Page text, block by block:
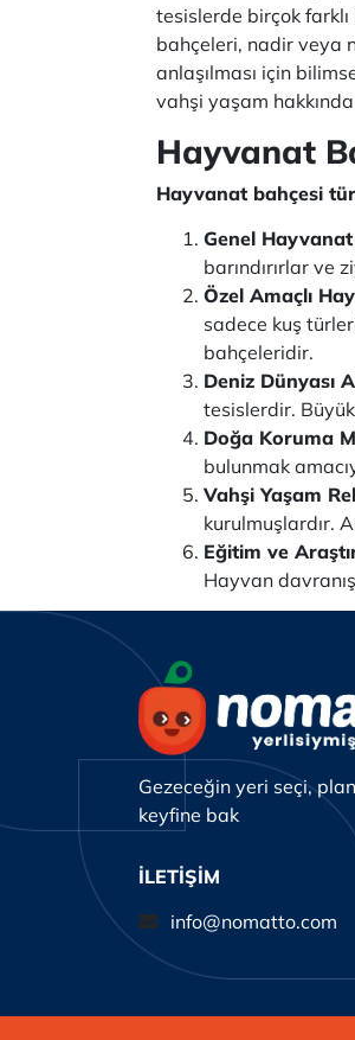
tesislerde birçok
bahçeleri, nadir veya
anlaşılması için
vahşi yaşam
Hayvanat
Hayvanat bahçesi
Genel
barındırırlar ve
Özel Amaçlı
sadece kuş
bahçeleridir.
Deniz Dünyası
tesislerdir.
Doğa Koruma
bulunmak
Vahşi Yaşam
kurulmuşlardır.
Eğitim ve
Hayvan
Gezeceğin yeri seçi,
keyfine bak
İLETİŞİM
info@nomatto.com